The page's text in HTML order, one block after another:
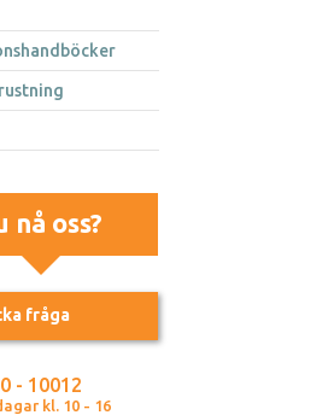
nå oss?
fråga
- 10012
kl. 10 - 16